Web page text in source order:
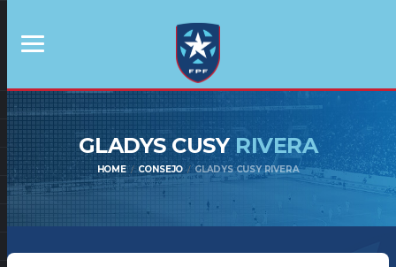
GLADYS CUSY RIVERA
HOME CONSEJO GLADYS CUSY RIVERA